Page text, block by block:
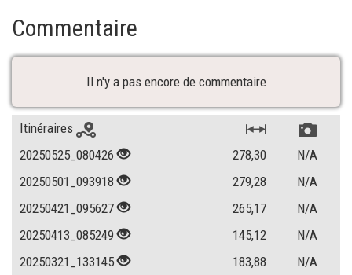
Commentaire
Il n'y a pas encore de commentaire
Itinéraires
20250525_080426
278,30
N/A
20250501_093918
279,28
N/A
20250421_095627
265,17
N/A
20250413_085249
145,12
N/A
20250321_133145
183,88
N/A